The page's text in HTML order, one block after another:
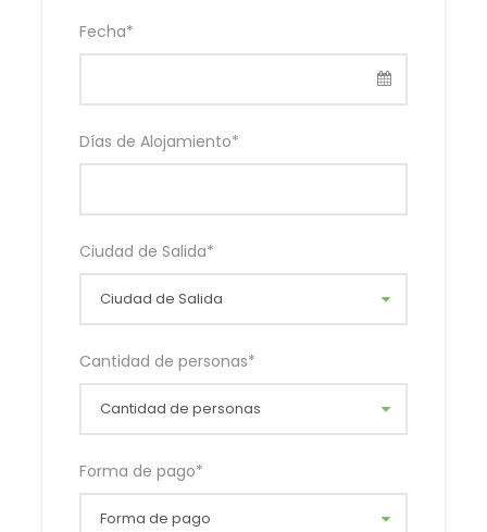
Fecha*
Días de Alojamiento*
Ciudad de Salida*
Cantidad de personas*
Forma de pago*
TODAS las bebidas no alcohólicas
Excursión al Salto el Hacha y la Golondrina
WIFI Satelital en todas las instalaciones,
Disfrute de las instalaciones: día de piscina.
Disfrute de mañana o tarde de Padle y/o
Mini Bar con costo adicional.
No Incluye
Nada no especificado
Galeria